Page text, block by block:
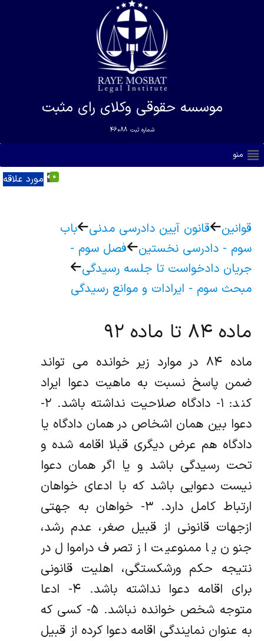
موسسه حقوقی وکلای رای مثبت
شماره ثبت 46088
منو
مورد علاقه 0
قوانین قانون آیین دادرسی مدنی
باب
سوم - دادرسی نخستین
فصل سوم -
جریان دادخواست تا جلسه رسیدگی
مبحث سوم - ایرادات و موانع رسیدگی
ماده ۸۴ تا ماده ۹۲
ماده ۸۴ در موارد زیر خوانده می تواند
ضمن پاسخ نسبت به ماهیت دعوا ایراد
کند: ۱- دادگاه صلاحیت نداشته باشد. ۲-
دعوا بین همان اشخاص در همان دادگاه یا
دادگاه هم عرض دیگری قبلا اقامه شده و
تحت رسیدگی باشد و یا اگر همان دعوا
نیست دعوایی باشد که با ادعای خواهان
ارتباط کامل دارد. ۳- خواهان به جهتی
ازجهات قانونی از قبیل صغر، عدم رشد،
جنون یا ممنوعیت از تصرف دراموال در
نتیجه حکم ورشکستگی، اهلیت قانونی
برای اقامه دعوا نداشته باشد. ۴- ادعا
متوجه شخص خوانده نباشد. ۵- کسی که
به عنوان نمایندگی اقامه دعوا کرده از قبیل